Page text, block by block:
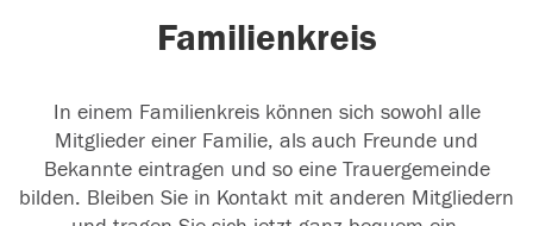
Familienkreis
In einem Familienkreis können sich sowohl alle
Mitglieder einer Familie, als auch Freunde und
Bekannte eintragen und so eine Trauergemeinde
bilden. Bleiben Sie in Kontakt mit anderen Mitgliedern